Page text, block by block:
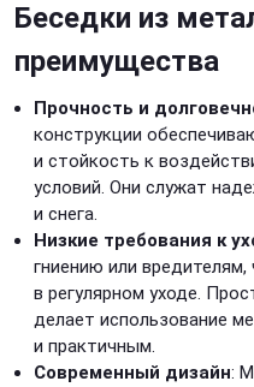
Беседки из
преимущества
Прочность и
конструкции
и стойкость к
условий. Они служат
и снега.
Низкие требования к
гниению или
в регулярном уходе.
делает использование
и практичным.
Современный дизайн: